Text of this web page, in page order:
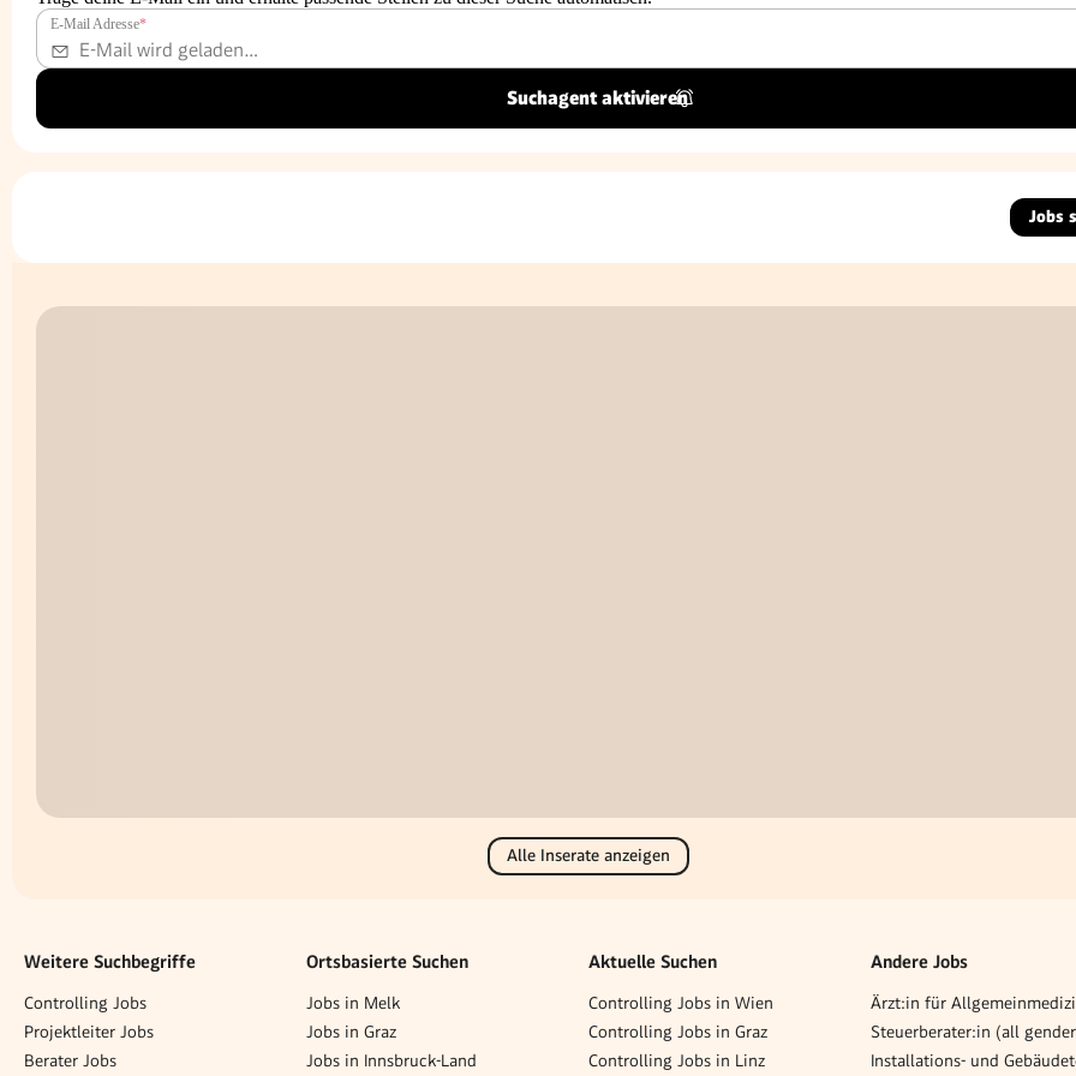
E-Mail Adresse*
Suchagent aktivieren
Jobs
Alle Inserate anzeigen
Weitere Suchbegriffe
Controlling Jobs
Projektleiter Jobs
Berater Jobs
Ortsbasierte Suchen
Jobs in Melk
Jobs in Graz
Jobs in Innsbruck-Land
Aktuelle Suchen
Controlling Jobs in Wien
Controlling Jobs in Graz
Controlling Jobs in Linz
Andere Jobs
Ärzt:in für